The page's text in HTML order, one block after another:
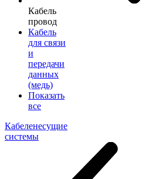
Кабель
провод
Кабель
для связи
и
передачи
данных
(медь)
Показать
все
Кабеленесущие
системы